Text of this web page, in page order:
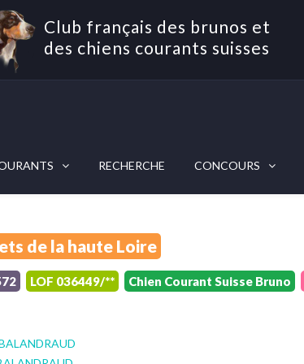
Club français des brunos et
des chiens courants suisses
RECHERCHE CONCOURS
de la haute Loire
LOF 036449/** Chien Courant Suisse Bruno